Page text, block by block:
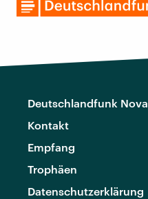
Deutschlandfunk Nova
Kontakt
Empfang
Trophäen
Datenschutzerklärung